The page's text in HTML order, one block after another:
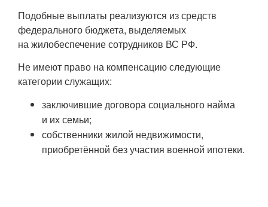
Подобные выплаты реализуются из средств
федерального бюджета, выделяемых
на жилобеспечение сотрудников ВС РФ.
Не имеют право на компенсацию следующие
категории служащих:
заключившие договора социального найма
и их семьи;
собственники жилой недвижимости,
приобретённой без участия военной ипотеки.